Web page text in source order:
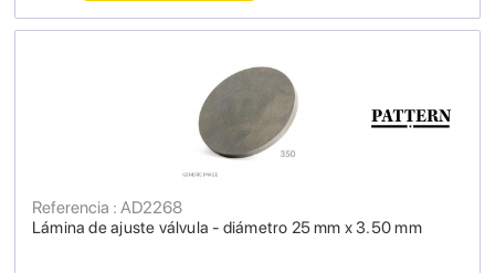
Lámina de ajuste válvula - diámetro 25 mm x 3.50 mm
Referencia : AD2268